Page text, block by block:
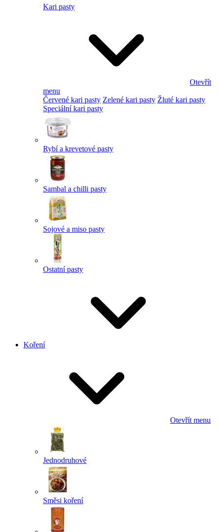
Kari pasty
Otevřít
menu
Červené kari pasty Zelené kari pasty Žluté kari pasty
Speciální kari pasty
Rybí a krevetové pasty
Sambal a chilli pasty
Sojové a miso pasty
Ostatní pasty
Koření
Otevřít menu
Jednodruhové
Směsi koření